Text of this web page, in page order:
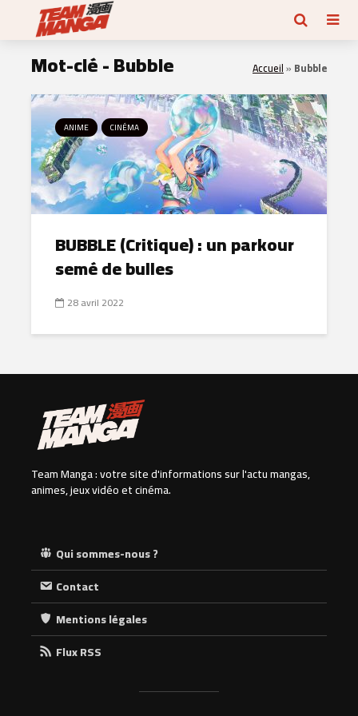
Mot-clé - Bubble Accueil» Bubble
ANIME CINÉMA
BUBBLE (Critique) : un parkour
semé de bulles
28 avril 2022
Team Manga : votre site d'informations sur l'actu mangas,
animes, jeux vidéo et cinéma.
Qui sommes-nous ?
Contact
Mentions légales
Flux RSS